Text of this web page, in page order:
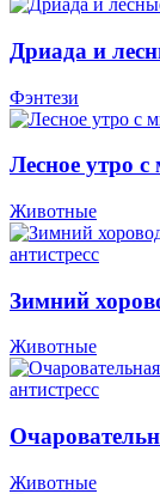
Дриада и
Фэнтези
Лесное утро
Животные
Зимний
Животные
Животные